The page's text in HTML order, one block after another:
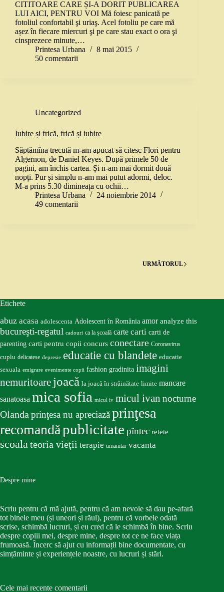
CITITOARE CARE ȘI-A DORIT PUBLICAREA
LUI AICI, PENTRU VOI Mă foiesc panicată pe
fotoliul confortabil şi uriaş. Acel fotoliu pe care mă
așez în fiecare miercuri şi pe care stau exact o ora şi
cinsprezece minute,…
Printesa Urbana
8 mai 2015
50 comentarii
Uncategorized
Iubire și frică, frică și iubire
Săptămîna trecută m-am apucat să citesc Flori pentru
Algernon, de Daniel Keyes. După primele 50 de
pagini, am închis cartea. Și n-am mai dormit două
nopți. Pur și simplu n-am mai putut adormi, deloc.
M-a prins 5.30 dimineața cu ochii…
Printesa Urbana
24 noiembrie 2014
49 comentarii
URMĂTORUL
Etichete
abuz acasa adolescenta Adolescent în România amor analyze this
bucureşti-regatul cadouri ca la școală carte carti carti de
parenting carti pentru copii concurs conectare Coronavirus
cuplu delicatese depresie educatie cu blandete educatie
sexuala emigrare evenimente copii fashion gradinita imagini
nemuritoare joacă la joacă în străinătate limite mancare
sanatoasa mica sofia micul iv micul ivan nocturne
Olandaprinţesa nu apreciazăprinţesa
recomandăpublicitate pîntec retete
scoalateoria vieţii terapie umanitar vacanta
Despre mine
Scriu pentru că mă ajută, pentru că am nevoie să dau pe-afară
tot binele meu (și uneori și răul), pentru că vorbele odată
scrise, schimbă lucruri, și eu cred că le schimbă în bine. Scriu
despre copiii mei, despre mine, despre tot ce ne face viața
frumoasă. Încerc să ajut cu informații bine documentate, cu
simțăminte și experiențele noastre, cu lucruri și stări.
Cele mai recente comentarii